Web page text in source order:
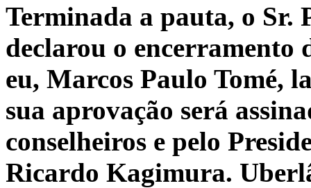
Terminada a pauta, o Sr.
declarou o encerramento
eu, Marcos Paulo Tomé,
sua aprovação será
conselheiros e pelo
Ricardo Kagimura.